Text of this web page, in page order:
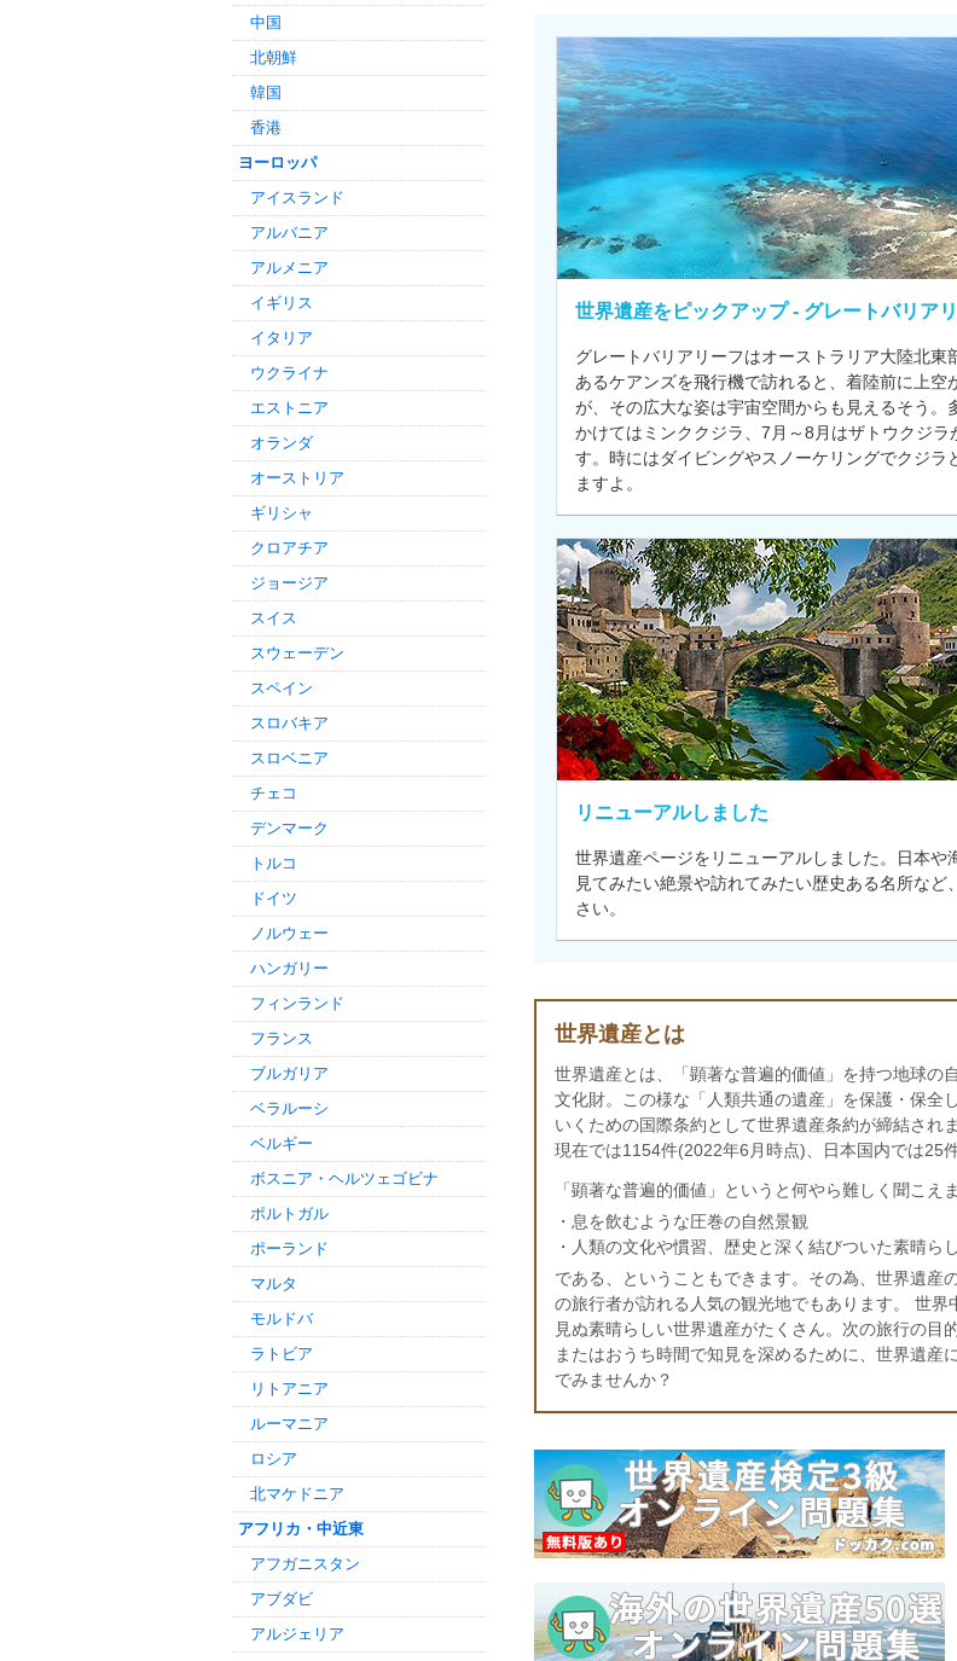
世界遺産をピックアップ - グレートバリア
グレートバリアリーフはオーストラリア大陸北
あるケアンズを飛行機で訪れると、着陸前に上
が、その広大な姿は宇宙空間からも見えるそう
かけてはミンククジラ、7月～8月はザトウクジ
す。時にはダイビングやスノーケリングでクジ
ますよ。
リニューアルしました
世界遺産ページをリニューアルしました。日本
見てみたい絶景や訪れてみたい歴史ある名所な
さい。
世界遺産とは
世界遺産とは、「顕著な普遍的価値」を持つ地球の
文化財。この様な「人類共通の遺産」を保護・保全
いくための国際条約として世界遺産条約が締結されま
現在では1154件(2022年6月時点)、日本国内では25
「顕著な普遍的価値」というと何やら難しく聞こえ
・息を飲むような圧巻の自然景観
・人類の文化や慣習、歴史と深く結びついた素晴ら
である、ということもできます。その為、世界遺産
の旅行者が訪れる人気の観光地でもあります。 世界
見ぬ素晴らしい世界遺産がたくさん。次の旅行の目
またはおうち時間で知見を深めるために、世界遺産
でみませんか？
中国
北朝鮮
韓国
香港
ヨーロッパ
アイスランド
アルバニア
アルメニア
イギリス
イタリア
ウクライナ
エストニア
オランダ
オーストリア
ギリシャ
クロアチア
ジョージア
スイス
スウェーデン
スペイン
スロバキア
スロベニア
チェコ
デンマーク
トルコ
ドイツ
ノルウェー
ハンガリー
フィンランド
フランス
ブルガリア
ベラルーシ
ベルギー
ボスニア・ヘルツェゴビナ
ポルトガル
ポーランド
マルタ
モルドバ
ラトビア
リトアニア
ルーマニア
ロシア
北マケドニア
アフリカ・中近東
アフガニスタン
アブダビ
アルジェリア